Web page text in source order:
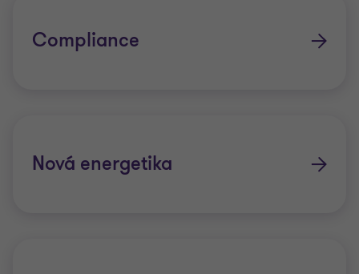
Compliance
Nová energetika